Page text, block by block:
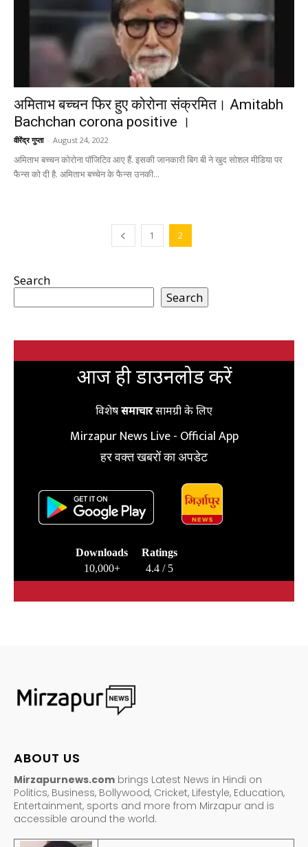
अमिताभ बच्चन फिर हुए कोरोना संक्रमित। Amitabh
Bachchan corona positive ।
वीरेंद्र गुप्ता - August 24, 2022
अमिताभ बच्चन कोरोना पॉजिटिव आए हैं. इसकी जानकारी बिग बी ने खुद सोशल मीडिया पर
फैन्स को दी है. अमिताभ बच्चेन के फैन्स उनकी...
1 2
Search
Search
आज ही डाउनलोड करें
विशेषसमाचारसामग्री के लिए
Mirzapur News Live - Official App
हर वक्त खबरों का अपडेट
Downloads
10,000+
Ratings
4.4 / 5
ABOUT US
Mirzapurnews.com brings Latest News in Hindi on
Politics, Business, Bollywood, Cricket, Lifestyle, Education,
Entertainment, sports and more from Mirzapur and is
accessible around the world.